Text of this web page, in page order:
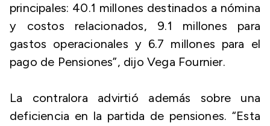
principales: 40.1 millones destinados a nómina
y costos relacionados, 9.1 millones para
gastos operacionales y 6.7 millones para el
pago de Pensiones”, dijo Vega Fournier.
La contralora advirtió además sobre una
deficiencia en la partida de pensiones. “Esta